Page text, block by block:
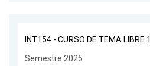
INT154 - CURSO DE TEMA LIBRE 1
Semestre 2025